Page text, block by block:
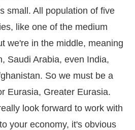
small. All population of five
like one of the medium
we're in the middle, meaning
Saudi Arabia, even India,
So we must be a
Eurasia, Greater Eurasia.
look forward to work with
your economy, it's obvious